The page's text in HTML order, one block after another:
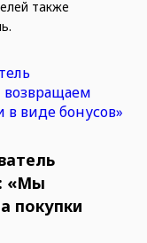
также
«Мы
покупки